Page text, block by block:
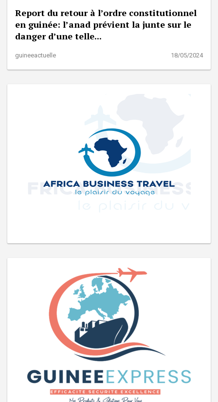
Report du retour à l’ordre constitutionnel
en guinée: l’anad prévient la junte sur le
danger d’une telle...
guineeactuelle 18/05/2024